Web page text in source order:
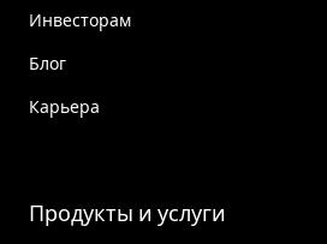
Инвесторам
Блог
Карьера
Продукты и услуги